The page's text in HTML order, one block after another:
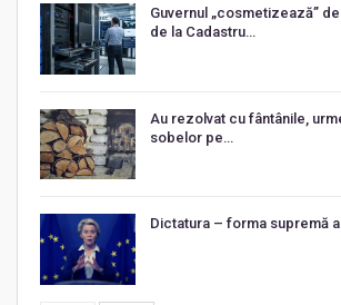
Guvernul „cosmetizează”
de la Cadastru…
Au rezolvat cu fântânile,
sobelor pe…
Dictatura – forma supremă